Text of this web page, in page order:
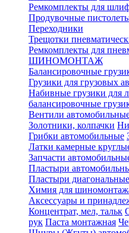
Ремкомплекты для
Продувочные
Переходники
Трещотки
Ремкомплекты для
ШИНОМОНТАЖ
Балансировочные
Грузики для грузовых
Набивные грузики для
балансировочные
Вентили
Золотники, колпачки
Грибки автомобильные
Латки камерные
Запчасти
Пластыри
Пластыри диагональные
Химия для
Аксессуары и
Концентрат, мел, тальк
рук Паста монтажная